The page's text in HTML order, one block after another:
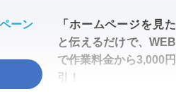
ーン
「ホームページを見た
と伝えるだけで、
で作業料金から3,000
引！